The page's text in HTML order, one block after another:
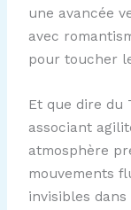
une avancée
avec
pour toucher
Et que dire du
associant
atmosphère
mouvements
invisibles dans